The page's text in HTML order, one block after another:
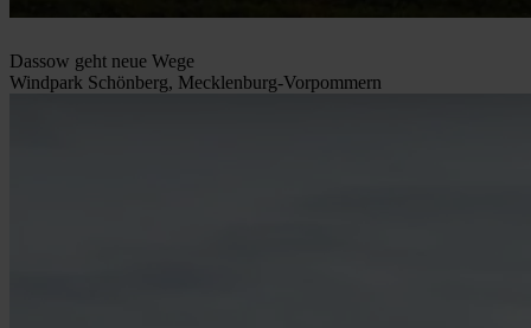
Dassow geht neue Wege
Windpark Schönberg, Mecklenburg-Vorpommern